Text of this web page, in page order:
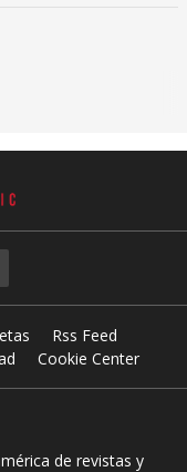
Rss Feed
Cookie Center
de revistas y